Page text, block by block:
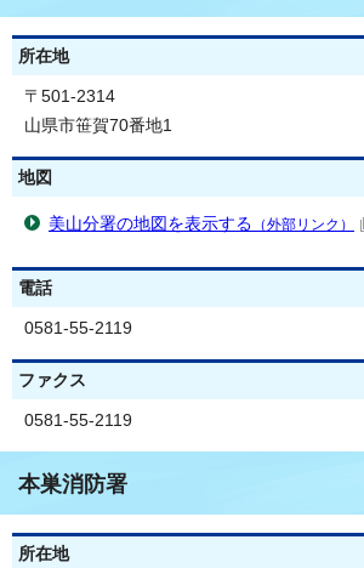
所在地
〒501-2314
山県市笹賀70番地1
地図
美山分署の地図を表示する （外部リンク）
電話
0581-55-2119
ファクス
0581-55-2119
本巣消防署
所在地